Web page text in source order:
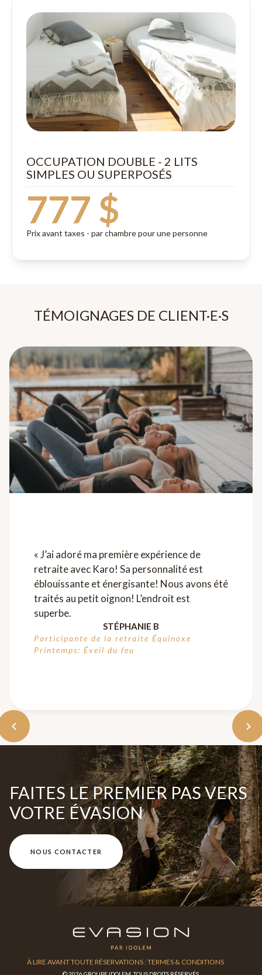
OCCUPATION DOUBLE - 2 LITS
SIMPLES OU SUPERPOSÉS
777 $
Prix avant taxes - par chambre pour une personne
TÉMOIGNAGES DE CLIENT·E·S
« J’ai adoré ma première expérience de
retraite avec Karo! Sa personnalité est
éblouissante et énergisante! Nous avons été
traités au petit oignon! L’endroit est
superbe.
STÉPHANIE B
Participante de la retraite Équinoxe
Printemps: Éveil du feu
FAITES LE PREMIER PAS VERS
VOTRE ÉVASION
NOUS CONTACTER
À LIRE AVANT TOUTE RÉSERVATIONS : TERMES & CONDITIONS